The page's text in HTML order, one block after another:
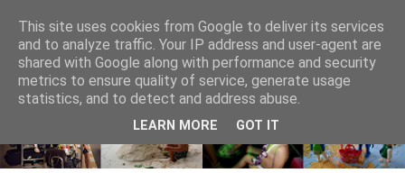
This site uses cookies from Google to deliver its services
and to analyze traffic. Your IP address and user-agent are
shared with Google along with performance and security
metrics to ensure quality of service, generate usage
statistics, and to detect and address abuse.
LEARN MORE GOT IT